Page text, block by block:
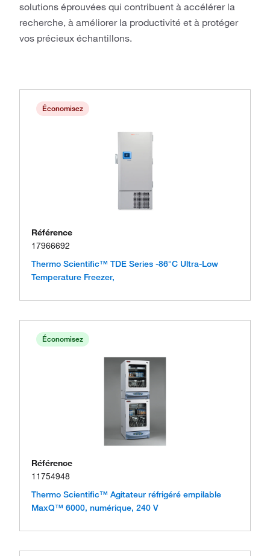
solutions éprouvées qui contribuent à accélérer la
recherche, à améliorer la productivité et à protéger
vos précieux échantillons.
Économisez
Référence
17966692
Thermo Scientific™ TDE Series -86°C Ultra-Low
Temperature Freezer,
Économisez
Référence
11754948
Thermo Scientific™ Agitateur réfrigéré empilable
MaxQ™ 6000, numérique, 240 V